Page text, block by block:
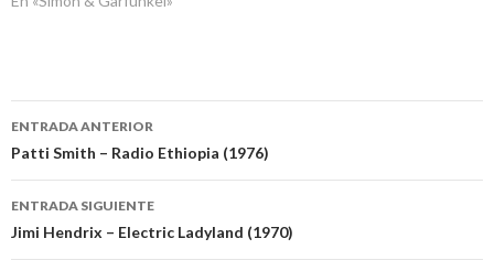
Navegación
de
entradas
ENTRADA ANTERIOR
Patti Smith – Radio Ethiopia (1976)
ENTRADA SIGUIENTE
Jimi Hendrix – Electric Ladyland (1970)